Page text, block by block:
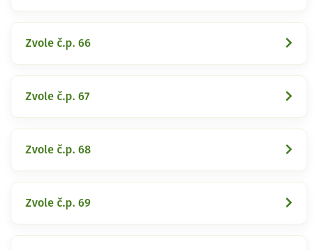
Zvole č.p. 66
Zvole č.p. 67
Zvole č.p. 68
Zvole č.p. 69